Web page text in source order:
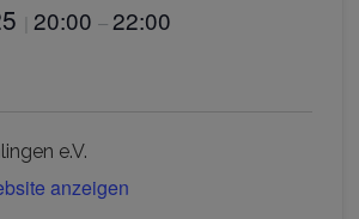
20:00 – 22:00
e.V.
anzeigen